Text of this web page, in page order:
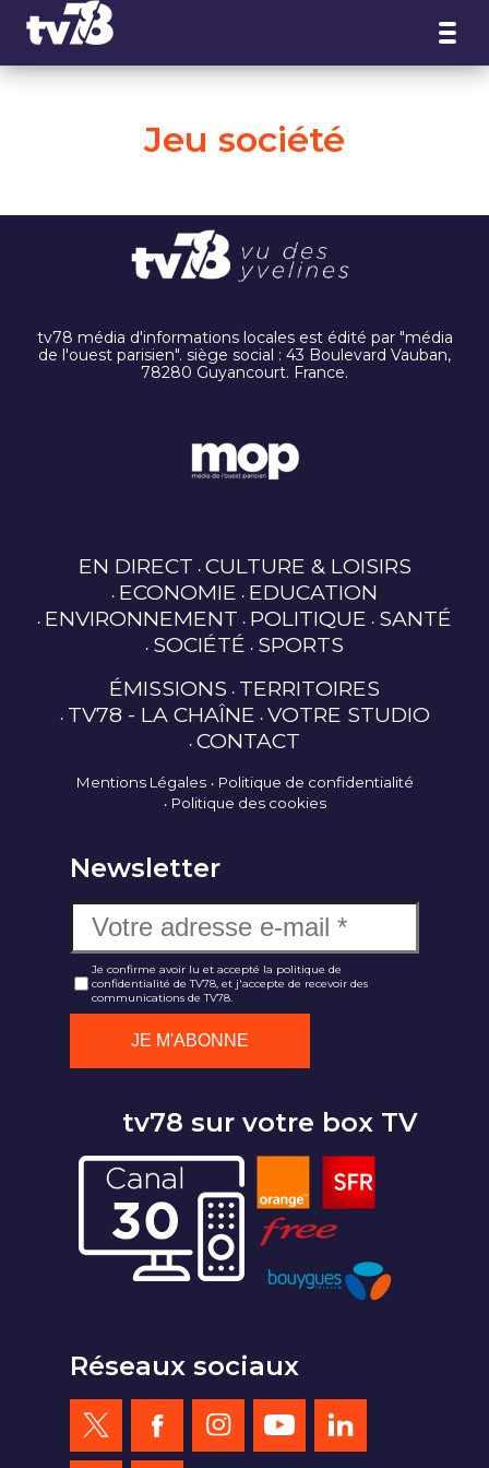
Jeu société
tv78 média d'informations locales est édité par "média
de l'ouest parisien". siège social : 43 Boulevard Vauban,
78280 Guyancourt. France.
EN DIRECT CULTURE & LOISIRS
ECONOMIE EDUCATION
ENVIRONNEMENT POLITIQUE SANTÉ
SOCIÉTÉ SPORTS
ÉMISSIONS TERRITOIRES
TV78 - LA CHAÎNE VOTRE STUDIO
CONTACT
Mentions Légales
Politique de confidentialité
Politique des cookies
Newsletter
Je confirme avoir lu et accepté la politique de
confidentialité de TV78, et j'accepte de recevoir des
communications de TV78.
tv78 sur votre box TV
Réseaux sociaux
Panneau de gestion des cookies